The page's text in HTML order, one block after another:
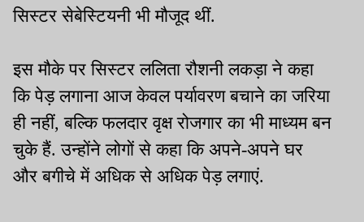
सिस्टर सेबेस्टियनी भी मौजूद थीं.
इस मौके पर सिस्टर ललिता रौशनी लकड़ा ने कहा
कि पेड़ लगाना आज केवल पर्यावरण बचाने का जरिया
ही नहीं, बल्कि फलदार वृक्ष रोजगार का भी माध्यम बन
चुके हैं. उन्होंने लोगों से कहा कि अपने-अपने घर
और बगीचे में अधिक से अधिक पेड़ लगाएं.